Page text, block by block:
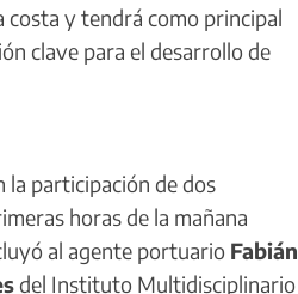
costa y tendrá como principal
clave para el desarrollo de
la participación de dos
horas de la mañana
al agente portuario Fabián
del Instituto Multidisciplinario